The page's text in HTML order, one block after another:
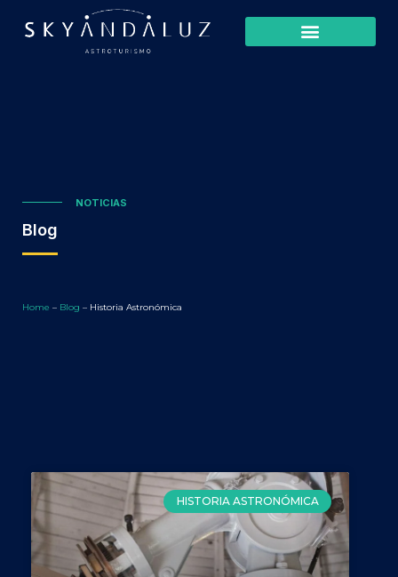
NOTICIAS
Blog
Home – Blog – Historia Astronómica
HISTORIA ASTRONÓMICA